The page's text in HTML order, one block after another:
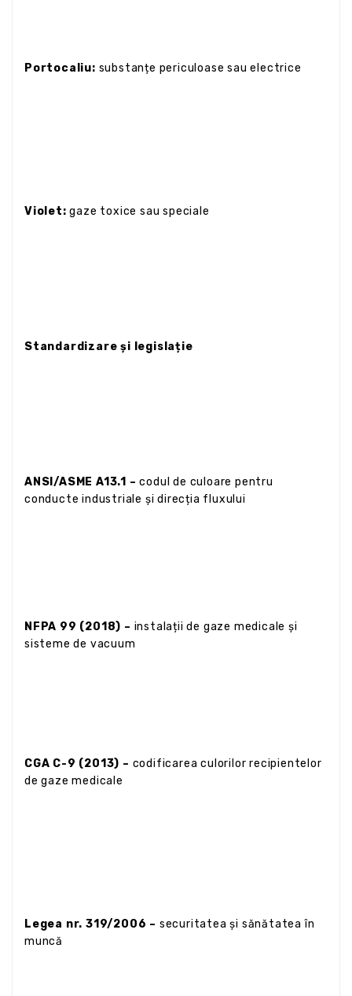
Portocaliu: substanțe periculoase sau electrice
Violet: gaze toxice sau speciale
Standardizare și legislație
ANSI/ASME A13.1 – codul de culoare pentru
conducte industriale și direcția fluxului
NFPA 99 (2018) – instalații de gaze medicale și
sisteme de vacuum
CGA C-9 (2013) – codificarea culorilor recipientelor
de gaze medicale
Legea nr. 319/2006 – securitatea și sănătatea în
muncă